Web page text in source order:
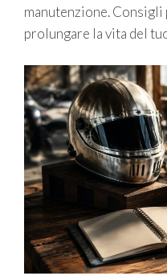
manutenzione.
prolungare la vita del